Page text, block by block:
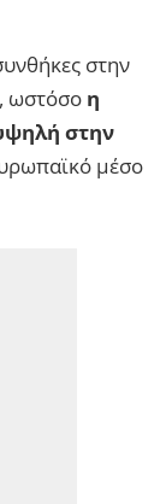
στην
ωστόσο η
στην
μέσο